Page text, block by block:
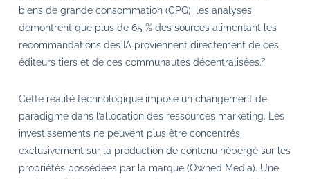
biens de grande consommation (CPG), les analyses
démontrent que plus de 65 % des sources alimentant les
recommandations des IA proviennent directement de ces
éditeurs tiers et de ces communautés décentralisées.2
Cette réalité technologique impose un changement de
paradigme dans l’allocation des ressources marketing. Les
investissements ne peuvent plus être concentrés
exclusivement sur la production de contenu hébergé sur les
propriétés possédées par la marque (Owned Media). Une